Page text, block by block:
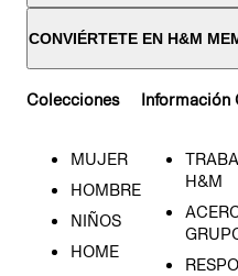
CONVIÉRTETE EN H&M
Colecciones
MUJER
HOMBRE
NIÑOS
HOME
Información
H&M